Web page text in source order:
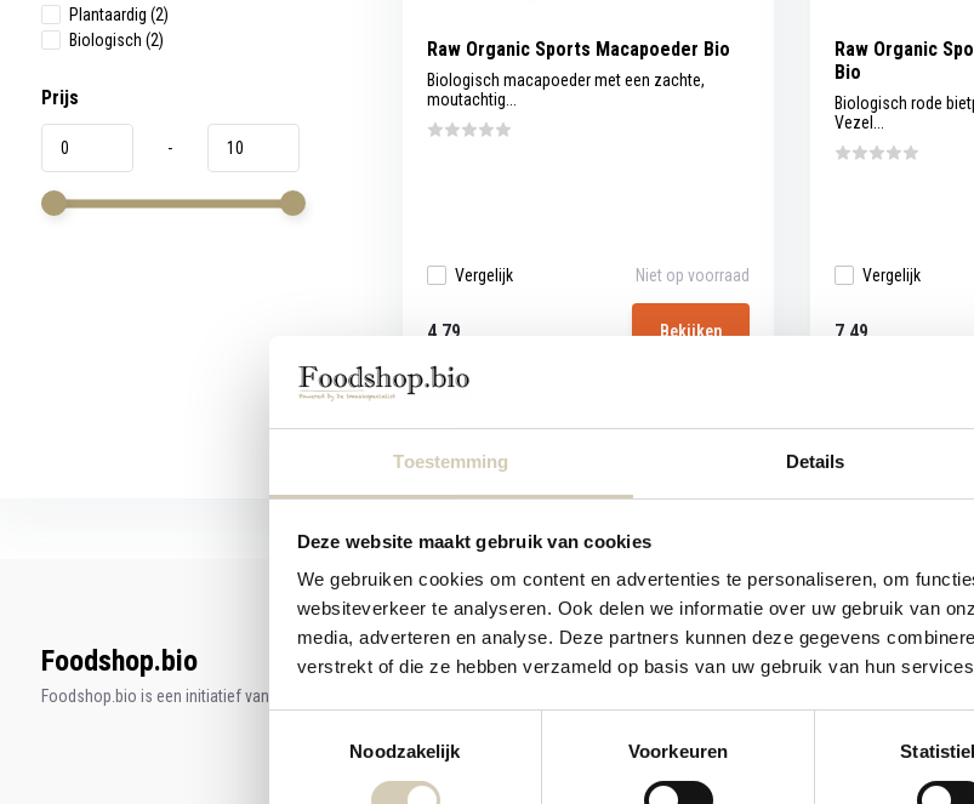
Toestemming Details
Deze website maakt gebruik van cookies
We gebruiken cookies om content en advertenties te personaliseren, om
websiteverkeer te analyseren. Ook delen we informatie over uw gebruik van
media, adverteren en analyse. Deze partners kunnen deze gegevens
verstrekt of die ze hebben verzameld op basis van uw gebruik van hun
Noodzakelijk
Voorkeuren
Plantaardig (2)
Biologisch (2)
Prijs
-
Raw Organic Sports Macapoeder Bio
Biologisch macapoeder met een zachte,
moutachtig...
Vergelijk Niet op voorraad
4,79 Bekijken
Raw Organic
Bio
Biologisch rode
Vezel...
Vergelijk
7,49
Foodshop.bio
Foodshop.bio is een initiatief van de Smaakspecialist
Contactgegevens
webshop@desmaakspecialist.nl